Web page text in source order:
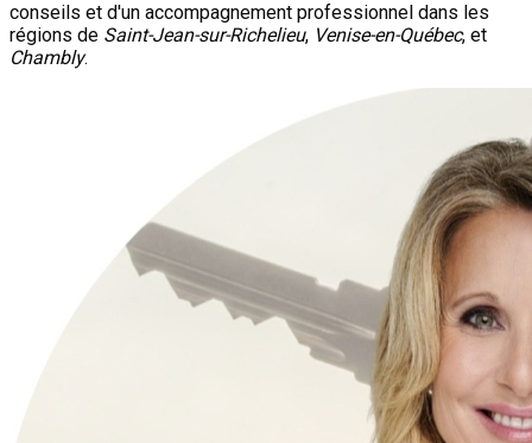
conseils et d'un accompagnement professionnel dans les
régions de Saint-Jean-sur-Richelieu, Venise-en-Québec, et
Chambly.